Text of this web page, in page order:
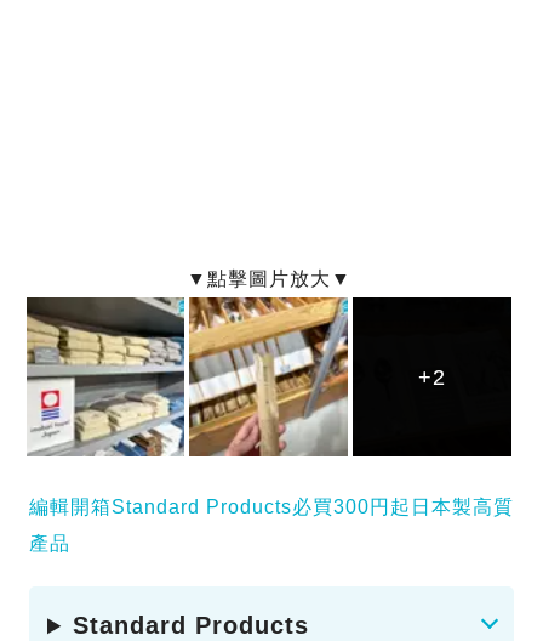
+2
+2
+2
編輯開箱Standard Products必買300円起日本製高質
產品
Standard Products